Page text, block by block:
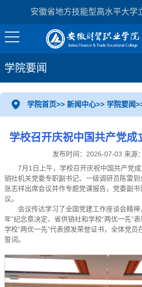
安徽省地方技能型高水平大学
学院要闻
学院首页>> 新闻中心>> 学院要闻
学校召开庆祝中国共产党成
发布时间：2026-07-03 来源
7月1日上午，学校召开庆祝中国共产党
销社机关党委专职副书记、一级调研员陈雷
张志祥出席会议并作专题党课报告，党委副
议。
会议传达学习了全国党建工作座谈会精
年”纪念章决定、省供销社和学校“两优一先”
学校“两优一先”代表颁发荣誉证书，全体党员
誓词。